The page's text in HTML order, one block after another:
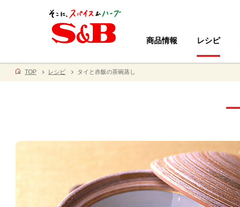
商品情報 レシピ
TOP レシピ タイと赤飯の茶碗蒸し